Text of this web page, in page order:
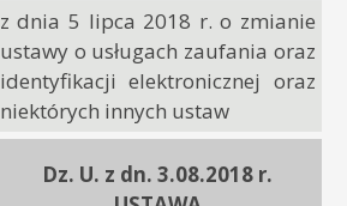
z dnia 5 lipca 2018 r. o zmianie
ustawy o usługach zaufania oraz
identyfikacji elektronicznej oraz
niektórych innych ustaw
Dz. U. z dn. 3.08.2018 r.